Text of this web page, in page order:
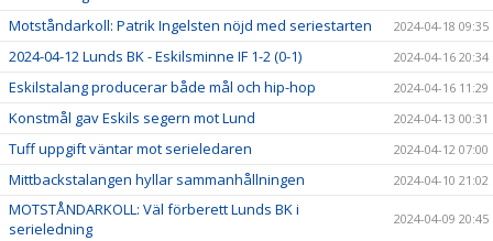
Motståndarkoll: Patrik Ingelsten nöjd med seriestarten 2024-04-18 09:35
2024-04-12 Lunds BK - Eskilsminne IF 1-2 (0-1) 2024-04-16 20:34
Eskilstalang producerar både mål och hip-hop 2024-04-16 11:29
Konstmål gav Eskils segern mot Lund 2024-04-13 00:31
Tuff uppgift väntar mot serieledaren 2024-04-12 07:00
Mittbackstalangen hyllar sammanhållningen 2024-04-10 21:02
MOTSTÅNDARKOLL: Väl förberett Lunds BK i
serieledning
2024-04-09 20:45